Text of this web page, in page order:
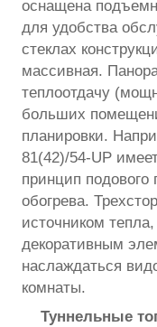
оснащена
для удобства
стеклах
массивная.
теплоотдачу
больших
планировки.
81(42)/54-UP
принцип подового
обогрева.
источником
декоративным
наслаждаться
комнаты.
Туннельные